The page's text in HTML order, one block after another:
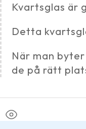
Kvartsglas är
Detta
När man
de på rätt